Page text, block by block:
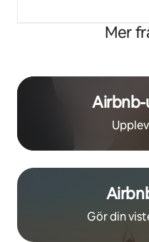
Mer
Gör din